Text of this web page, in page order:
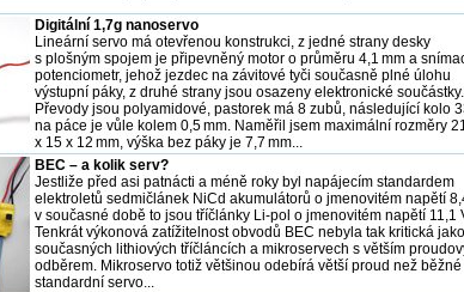
Digitální 1,7g nanoservo
Lineární servo má otevřenou konstrukci, z jedné strany desky
s plošným spojem je připevněný motor o průměru 4,1 mm a
potenciometr, jehož jezdec na závitové tyči současně plné úlohu
výstupní páky, z druhé strany jsou osazeny elektronické součástky.
Převody jsou polyamidové, pastorek má 8 zubů, následující kolo
na páce je vůle kolem 0,5 mm. Naměřil jsem maximální rozměry
x 15 x 12 mm, výška bez páky je 7,7 mm...
BEC – a kolik serv?
Jestliže před asi patnácti a méně roky byl napájecím standardem
elektroletů sedmičlánek NiCd akumulátorů o jmenovitém napětí
v současné době to jsou tříčlánky Li-pol o jmenovitém napětí 11,1
Tenkrát výkonová zatížitelnost obvodů BEC nebyla tak kritická
současných lithiových tříčláncích a mikroservech s větším
odběrem. Mikroservo totiž většinou odebírá větší proud než běžné
standardní servo...